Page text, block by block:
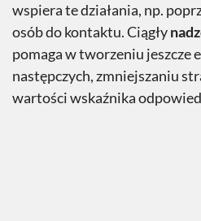
wspiera te działania, np.
osób do kontaktu. Ciągły
pomaga w tworzeniu jeszcze
następczych, zmniejszaniu
wartości wskaźnika